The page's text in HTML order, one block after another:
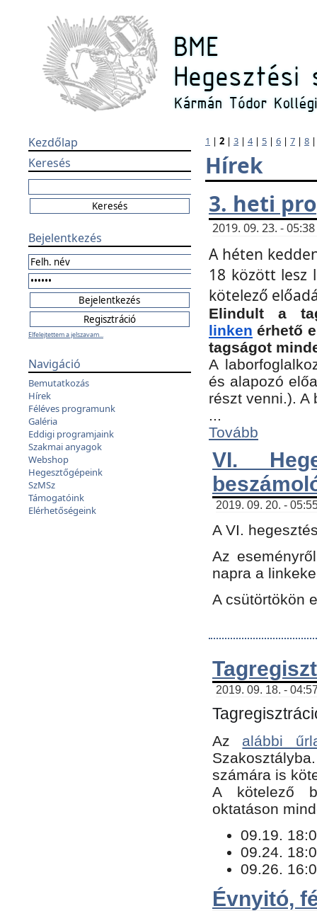
Kezdőlap
Keresés
Bejelentkezés
Elfelejtettem a jelszavam...
Navigáció
Bemutatkozás
Hírek
Féléves programunk
Galéria
Eddigi programjaink
Szakmai anyagok
Webshop
Hegesztőgépeink
SzMSz
Támogatóink
Elérhetőségeink
1 | 2 | 3 | 4| 5 | 6 | 7 | 8
Hírek
3. heti
2019. 09. 23. -
A héten
18 között lesz
kötelező
Elindult a
linken érhető
tagságot
A
és alapozó
részt venni.).
...
Tovább
VI.
2019. 09. 20. -
A VI.
Az
napra a
A csütörtökön
2019. 09. 18. -
Az alábbi
számára is
​A kötelező
oktatáson
09.19.
09.24.
09.26.
Évnyitó,